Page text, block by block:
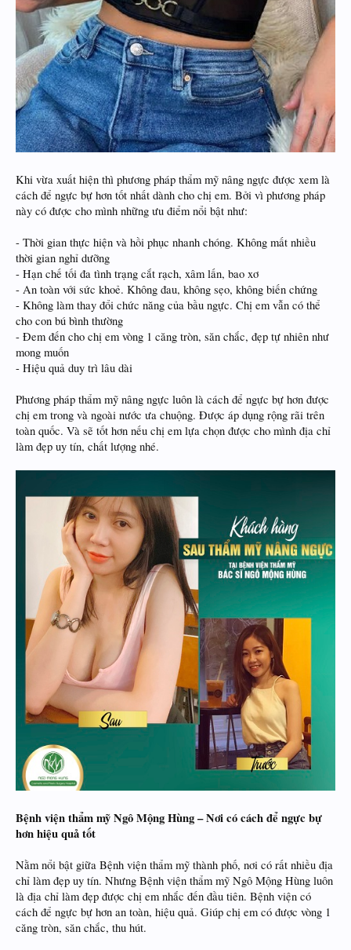
Khi vừa xuất hiện thì phương pháp thẩm mỹ nâng ngực được xem là
cách để ngực bự hơn tốt nhất dành cho chị em. Bởi vì phương pháp
này có được cho mình những ưu điểm nổi bật như:
- Thời gian thực hiện và hồi phục nhanh chóng. Không mất nhiều
thời gian nghỉ dưỡng
- Hạn chế tối đa tình trạng cắt rạch, xâm lấn, bao xơ
- An toàn với sức khoẻ. Không đau, không sẹo, không biến chứng
- Không làm thay đổi chức năng của bầu ngực. Chị em vẫn có thể
cho con bú bình thường
- Đem đến cho chị em vòng 1 căng tròn, săn chắc, đẹp tự nhiên như
mong muốn
- Hiệu quả duy trì lâu dài
Phương pháp thẩm mỹ nâng ngực luôn là cách để ngực bự hơn được
chị em trong và ngoài nước ưa chuộng. Được áp dụng rộng rãi trên
toàn quốc. Và sẽ tốt hơn nếu chị em lựa chọn được cho mình địa chỉ
làm đẹp uy tín, chất lượng nhé.
Bệnh viện thẩm mỹ Ngô Mộng Hùng – Nơi có cách để ngực bự
hơn hiệu quả tốt
Nằm nổi bật giữa Bệnh viện thẩm mỹ thành phố, nơi có rất nhiều địa
chỉ làm đẹp uy tín. Nhưng Bệnh viện thẩm mỹ Ngô Mộng Hùng luôn
là địa chỉ làm đẹp được chị em nhắc đến đầu tiên. Bệnh viện có
cách để ngực bự hơn an toàn, hiệu quả. Giúp chị em có được vòng 1
căng tròn, săn chắc, thu hút.